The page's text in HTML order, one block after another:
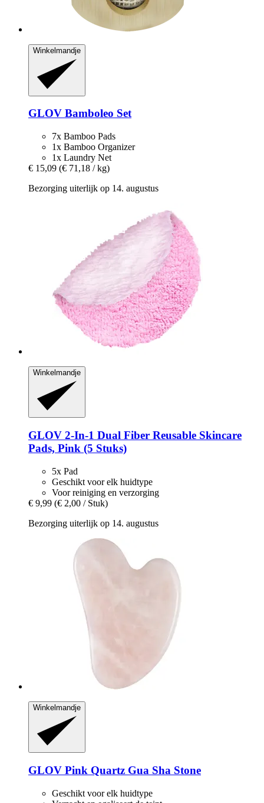
Winkelmandje
GLOV Bamboleo Set
7x Bamboo Pads
1x Bamboo Organizer
1x Laundry Net
€ 15,09 (€ 71,18 / kg)
Bezorging uiterlijk op 14. augustus
Winkelmandje
GLOV 2-​In-​1 Dual Fiber Reusable Skincare
Pads, Pink (5 Stuks)
5x Pad
Geschikt voor elk huidtype
Voor reiniging en verzorging
€ 9,99 (€ 2,00 / Stuk)
Bezorging uiterlijk op 14. augustus
Winkelmandje
GLOV Pink Quartz Gua Sha Stone
Geschikt voor elk huidtype